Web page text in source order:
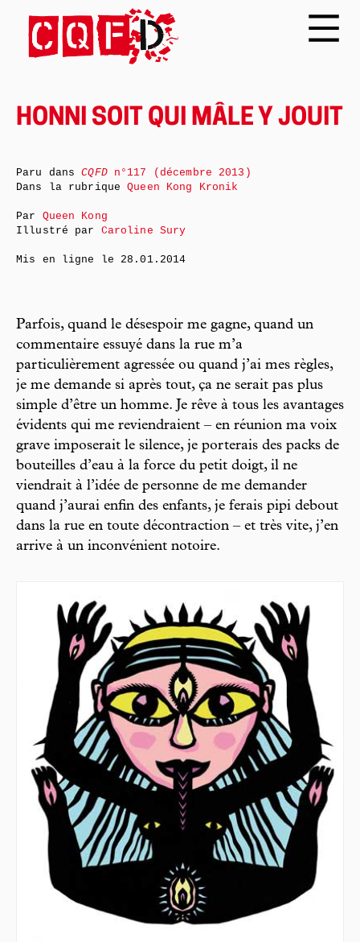
HONNI SOIT QUI MÂLE Y JOUIT
Parfois, quand le désespoir me gagne, quand un
commentaire essuyé dans la rue m’a
particulièrement agressée ou quand j’ai mes règles,
je me demande si après tout, ça ne serait pas plus
simple d’être un homme. Je rêve à tous les avantages
évidents qui me reviendraient – en réunion ma voix
grave imposerait le silence, je porterais des packs de
bouteilles d’eau à la force du petit doigt, il ne
viendrait à l’idée de personne de me demander
quand j’aurai enfin des enfants, je ferais pipi debout
dans la rue en toute décontraction – et très vite, j’en
arrive à un inconvénient notoire.
Paru dansCQFDn°117 (décembre 2013)
Dans la rubriqueQueen Kong Kronik
Par Queen Kong
Illustré par Caroline Sury
Mis en ligne le 28.01.2014